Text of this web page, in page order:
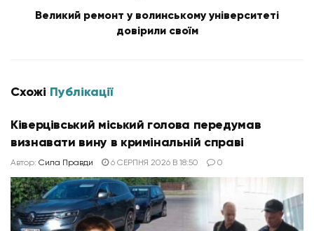
Великий ремонт у волинському університеті
довірили своїм
Схожі Публікації
Ківерцівський міський голова передумав
визнавати вину в кримінальній справі
Автор: Сила Правди 6 СЕРПНЯ 2026 В 18:50 0